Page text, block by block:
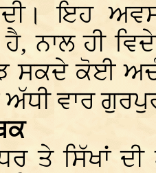
ਇਹ
ਹੈ, ਨਾਲ ਹੀ
ਸਕਦੇ ਕੋਈ
ਵਾਰ
ਤੇ ਸਿੱਖਾਂ